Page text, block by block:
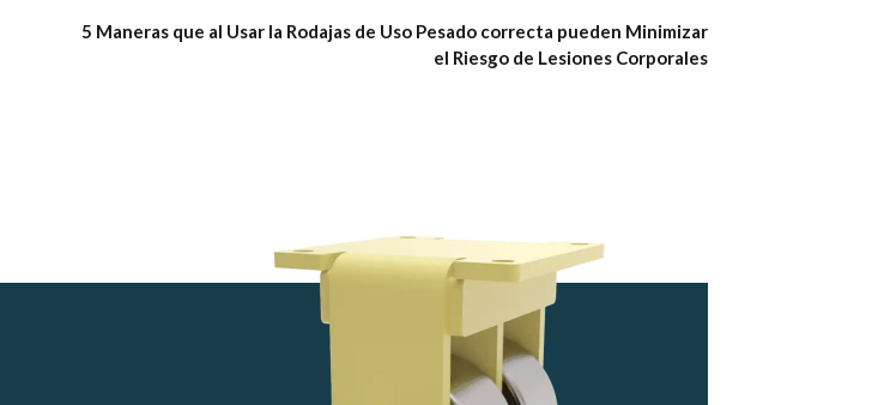
5 Maneras que al Usar la Rodajas de Uso Pesado correcta pueden Minimizar
el Riesgo de Lesiones Corporales